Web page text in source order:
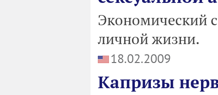
Экономический
личной жизни.
18.02.2009
Капризы